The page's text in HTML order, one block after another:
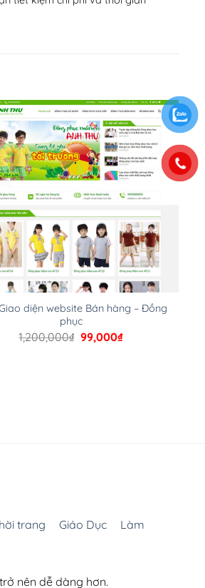
diện website Bán hàng – Đồng
phục
1,200,000₫ Giá
gốc
99,000₫Giá
trang Giáo Dục
Làm
nên dễ dàng hơn.